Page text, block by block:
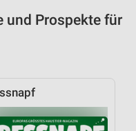
und Prospekte für